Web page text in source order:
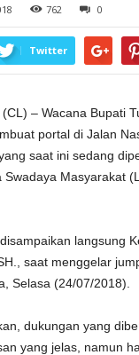
762 0
Twitter
– Wacana Bupati
portal di Jalan
saat ini sedang
Masyarakat
langsung
saat menggelar
Selasa (24/07/2018).
dukungan yang
yang jelas, namun